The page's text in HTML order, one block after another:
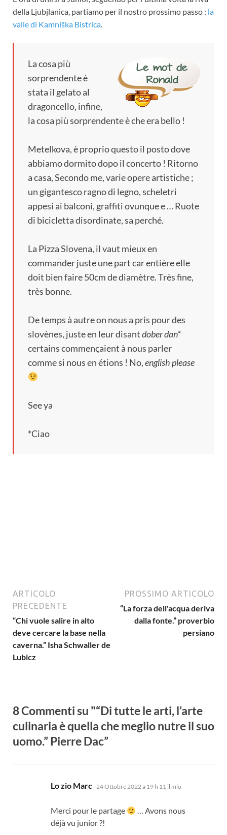
della Ljubjlanica, partiamo per il nostro prossimo passo : la
valle di Kamniška Bistrica.
La cosa più
sorprendente è
stata il gelato al
dragoncello, infine,
la cosa più sorprendente è che era bello !
Metelkova, è proprio questo il posto dove
abbiamo dormito dopo il concerto ! Ritorno
a casa, Secondo me, varie opere artistiche ;
un gigantesco ragno di legno, scheletri
appesi ai balconi, graffiti ovunque e … Ruote
di bicicletta disordinate, sa perché.
La Pizza Slovena, il vaut mieux en
commander juste une part car entière elle
doit bien faire 50cm de diamètre.Très fine,
très bonne.
De temps à autre on nous a pris pour des
slovènes, juste en leur disantdober dan*
certains commençaient à nous parler
comme si nous en étions ! No,english please
See ya
*Ciao
ARTICOLO
PRECEDENTE
“Chi vuole salire in alto
deve cercare la base nella
caverna.” Isha Schwaller de
Lubicz
PROSSIMO ARTICOLO
“La forza dell'acqua deriva
dalla fonte.” proverbio
persiano
8 Commenti su "“Di tutte le arti, l'arte
culinaria è quella che meglio nutre il suo
uomo.” Pierre Dac”
Lo zio Marc dice:
24 Ottobre 2022 a 19 h 11 il mio
Merci pour le partage …Avons nous
déjà vu junior?!